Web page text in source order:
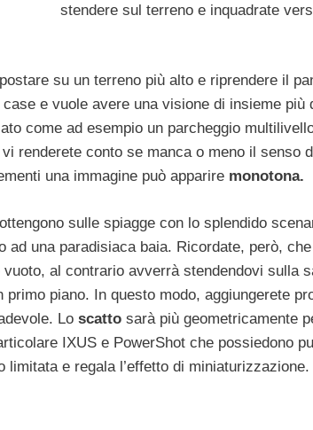
stendere sul terreno e inquadrate
su un terreno più alto e riprendere il
e vuole avere una visione di insieme
come ad esempio un parcheggio
renderete conto se manca o meno il senso
una immagine può apparire monotona.
sulle spiagge con lo splendido
ad una paradisiaca baia. Ricordate, però,
al contrario avverrà stendendovi sulla
piano. In questo modo, aggiungerete
Lo scatto sarà più geometricamente
IXUS e PowerShot che possiedono
limitata e regala l’effetto di miniaturizzazione.